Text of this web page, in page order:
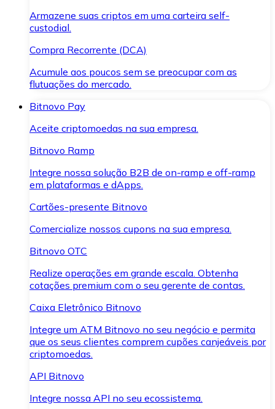
Armazene suas criptos em uma carteira self-
custodial.
Compra Recorrente (DCA)
Acumule aos poucos sem se preocupar com as
flutuações do mercado.
Bitnovo Pay
Aceite criptomoedas na sua empresa.
Bitnovo Ramp
Integre nossa solução B2B de on-ramp e off-ramp
em plataformas e dApps.
Cartões-presente Bitnovo
Comercialize nossos cupons na sua empresa.
Bitnovo OTC
Realize operações em grande escala. Obtenha
cotações premium com o seu gerente de contas.
Caixa Eletrônico Bitnovo
Integre um ATM Bitnovo no seu negócio e permita
que os seus clientes comprem cupões canjeáveis por
criptomoedas.
API Bitnovo
Integre nossa API no seu ecossistema.